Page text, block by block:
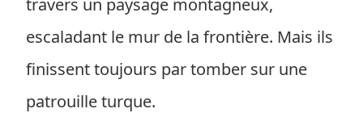
travers un paysage montagneux,
escaladant le mur de la frontière. Mais ils
finissent toujours par tomber sur une
patrouille turque.